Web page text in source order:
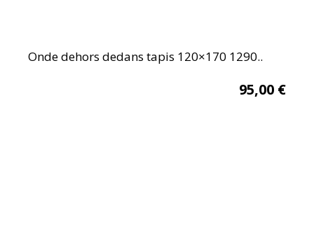
Onde dehors dedans tapis 120×170 1290..
95,00 €